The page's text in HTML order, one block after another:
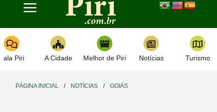
Toggle navigation
Piri A Cidade Melhor de Piri Notícias Turismo
PÁGINA INICIAL / NOTÍCIAS / GOIÁS